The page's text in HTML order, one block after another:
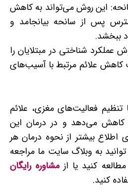
این روش می‌تواند به کاهش
پس از سانحه بیانجامد و
ببخشد.
شناختی در مبتلایان را
علائم مرتبط با آسیب‌های
فعالیت‌های مغزی، علائم
کاهش می‌دهد و در درمان این
اطلاع بیشتر از نحوه درمان هر
به وبلاگ سایت ما مراجعه
کنید یا از مشاوره رایگان
کنید.